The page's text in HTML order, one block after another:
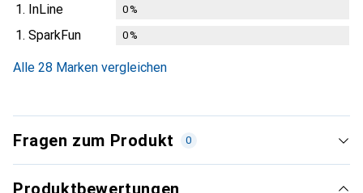
1. InLine 0%
1. SparkFun 0%
Alle 28 Marken vergleichen
Fragen zum Produkt 0
Produktbewertungen